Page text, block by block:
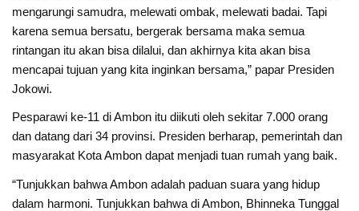
mengarungi samudra, melewati ombak, melewati badai. Tapi
karena semua bersatu, bergerak bersama maka semua
rintangan itu akan bisa dilalui, dan akhirnya kita akan bisa
mencapai tujuan yang kita inginkan bersama,” papar Presiden
Jokowi.
Pesparawi ke-11 di Ambon itu diikuti oleh sekitar 7.000 orang
dan datang dari 34 provinsi. Presiden berharap, pemerintah dan
masyarakat Kota Ambon dapat menjadi tuan rumah yang baik.
“Tunjukkan bahwa Ambon adalah paduan suara yang hidup
dalam harmoni. Tunjukkan bahwa di Ambon, Bhinneka Tunggal